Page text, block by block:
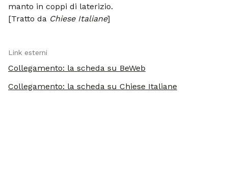
manto in coppi di laterizio.
[Tratto da Chiese Italiane]
Link esterni
Collegamento: la scheda su BeWeb
Collegamento: la scheda su Chiese Italiane